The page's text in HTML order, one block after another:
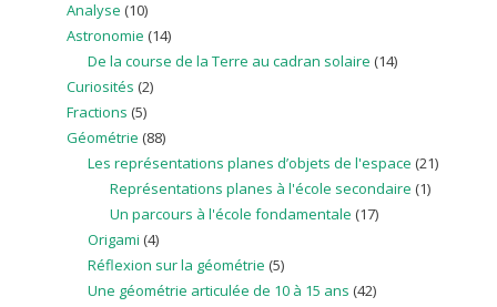
Analyse (10)
Astronomie (14)
De la course de la Terre au cadran solaire (14)
Curiosités (2)
Fractions (5)
Géométrie (88)
Les représentations planes d’objets de l'espace (21)
Représentations planes à l'école secondaire (1)
Un parcours à l'école fondamentale (17)
Origami (4)
Réflexion sur la géométrie (5)
Une géométrie articulée de 10 à 15 ans (42)